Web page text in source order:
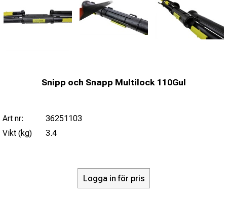
Snipp och Snapp Multilock 110Gul
Art nr:
36251103
Vikt (kg)
3.4
Logga in för pris